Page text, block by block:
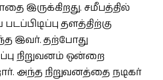
இருக்கிறது. சமீபத்தில்
தளத்திற்கு
இவர். தற்போது
நிறுவனம் ஒன்றை
அந்த நிறுவனத்தை நடிகர்